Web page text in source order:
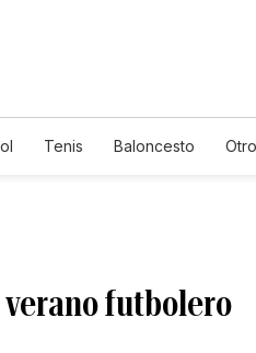
Tenis Baloncesto
verano futbolero